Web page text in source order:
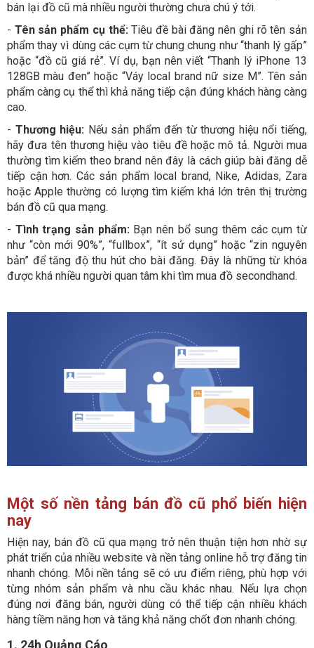
bán lại đồ cũ mà nhiều người thường chưa chú ý tới.
- Tên sản phẩm cụ thể:Tiêu đề bài đăng nên ghi rõ tên sản
phẩm thay vì dùng các cụm từ chung chung như “thanh lý gấp”
hoặc “đồ cũ giá rẻ”. Ví dụ, bạn nên viết “Thanh lý iPhone 13
128GB màu đen” hoặc “Váy local brand nữ size M”. Tên sản
phẩm càng cụ thể thì khả năng tiếp cận đúng khách hàng càng
cao.
- Thương hiệu: Nếu sản phẩm đến từ thương hiệu nổi tiếng,
hãy đưa tên thương hiệu vào tiêu đề hoặc mô tả. Người mua
thường tìm kiếm theo brand nên đây là cách giúp bài đăng dễ
tiếp cận hơn. Các sản phẩm local brand, Nike, Adidas, Zara
hoặc Apple thường có lượng tìm kiếm khá lớn trên thị trường
bán đồ cũ qua mạng.
- Tình trạng sản phẩm: Bạn nên bổ sung thêm các cụm từ
như “còn mới 90%”, “fullbox”, “ít sử dụng” hoặc “zin nguyên
bản” để tăng độ thu hút cho bài đăng. Đây là những từ khóa
được khá nhiều người quan tâm khi tìm mua đồ secondhand.
Một số nền tảng bán đồ cũ phổ biến hiện
nay
Hiện nay, bán đồ cũ qua mạng trở nên thuận tiện hơn nhờ sự
phát triển của nhiều website và nền tảng online hỗ trợ đăng tin
nhanh chóng. Mỗi nền tảng sẽ có ưu điểm riêng, phù hợp với
từng nhóm sản phẩm và nhu cầu khác nhau. Nếu lựa chọn
đúng nơi đăng bán, người dùng có thể tiếp cận nhiều khách
hàng tiềm năng hơn và tăng khả năng chốt đơn nhanh chóng.